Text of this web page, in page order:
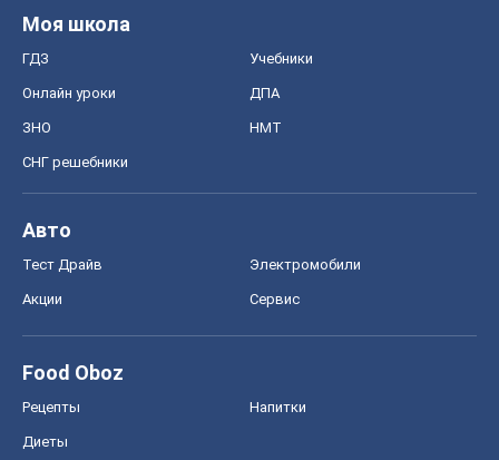
Моя школа
ГДЗ Учебники
Онлайн уроки ДПА
ЗНО НМТ
СНГ решебники
Авто
Тест Драйв Электромобили
Акции Сервис
Food Oboz
Рецепты Напитки
Диеты